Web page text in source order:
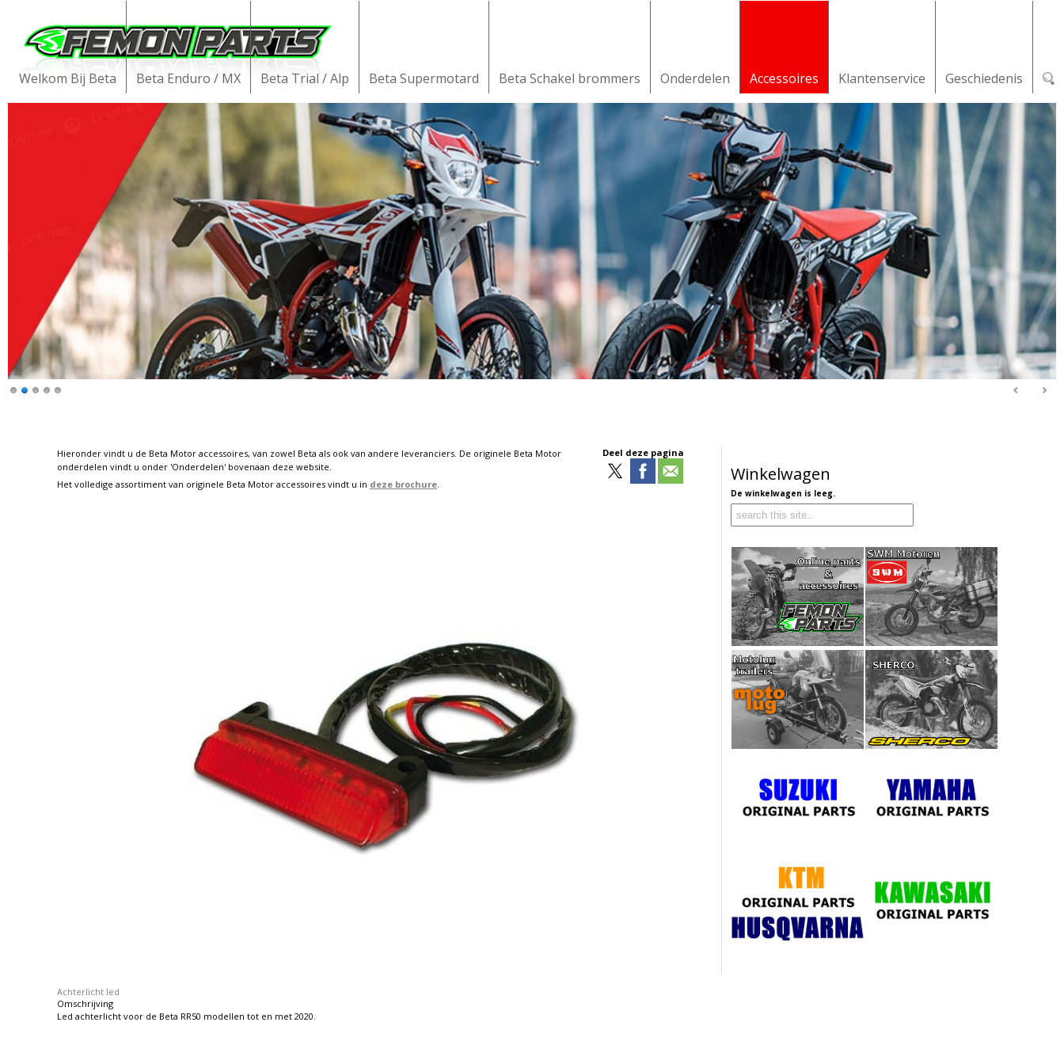
Welkom Bij Beta Beta Enduro / MX Beta Trial / Alp Beta Supermotard Beta Schakel brommers Onderdelen Accessoires Klantenservice Geschiedenis
Deel deze pagina
Hieronder vindt u de Beta Motor accessoires, van zowel Beta als ook van andere leveranciers. De originele Beta Motor
onderdelen vindt u onder 'Onderdelen' bovenaan deze website.
Het volledige assortiment van originele Beta Motor accessoires vindt u in deze brochure.
Achterlicht led
Omschrijving
Led achterlicht voor de Beta RR50 modellen tot en met 2020.
Winkelwagen
De winkelwagen is leeg.